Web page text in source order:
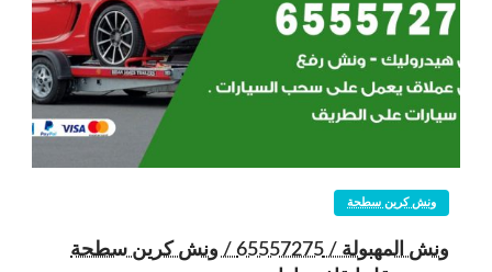
ونش كرين سطحة
ونش المهبولة / 65557275 / ونش كرين سطحة